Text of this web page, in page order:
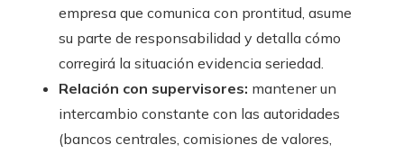
empresa que comunica con prontitud, asume
su parte de responsabilidad y detalla cómo
corregirá la situación evidencia seriedad.
Relación con supervisores: mantener un
intercambio constante con las autoridades
(bancos centrales, comisiones de valores,